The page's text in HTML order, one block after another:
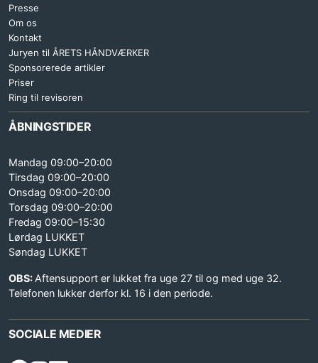
Presse
Om os
Kontakt
Juryen til ÅRETS HÅNDVÆRKER
Sponsorerede artikler
Priser
Ring til revisoren
ÅBNINGSTIDER
Mandag 09:00–20:00
Tirsdag 09:00–20:00
Onsdag 09:00–20:00
Torsdag 09:00–20:00
Fredag 09:00–15:30
Lørdag LUKKET
Søndag LUKKET
OBS: Aftensupport er lukket fra uge 27 til og med uge 32.
Telefonen lukker derfor kl. 16 i den periode.
SOCIALE MEDIER